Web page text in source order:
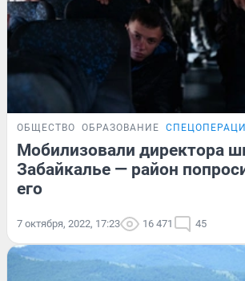
ОБЩЕСТВО ОБРАЗОВАНИЕ
Мобилизовали директора
Забайкалье — район
его
7 октября, 2022, 17:23 16 471 45